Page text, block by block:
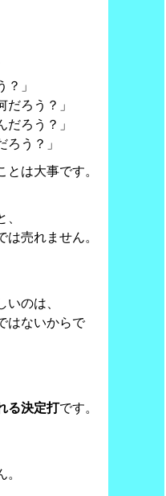
？」
だろう？」
だろう？」
ろう？」
とは大事です。
売れません。
のは、
はないからで
る決定打です。